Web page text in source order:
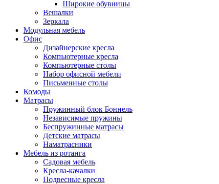
Широкие обувницы
Вешалки
Зеркала
Модульная мебель
Офис
Дизайнерские кресла
Компьютерные кресла
Компьютерные столы
Набор офисной мебели
Письменные столы
Комоды
Матрасы
Пружинный блок Боннель
Независимые пружины
Беспружинные матрасы
Детские матрасы
Наматрасники
Мебель из ротанга
Садовая мебель
Кресла-качалки
Подвесные кресла